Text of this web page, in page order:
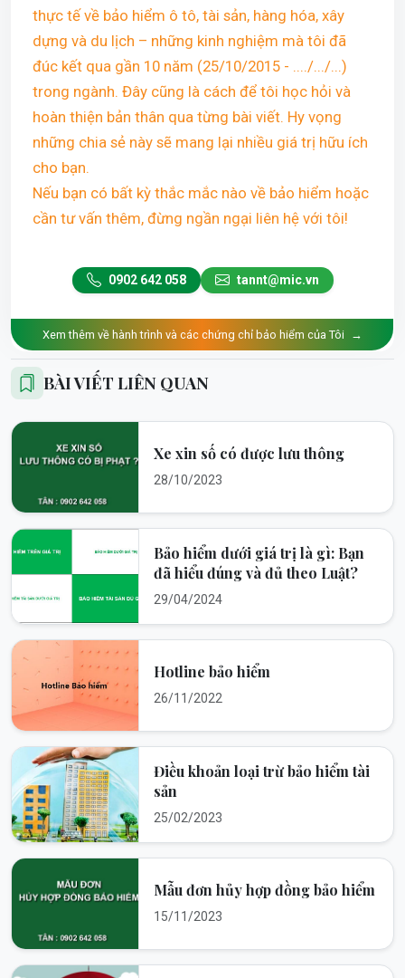
thực tế về bảo hiểm ô tô, tài sản, hàng hóa, xây
dựng và du lịch – những kinh nghiệm mà tôi đã
đúc kết qua gần 10 năm (25/10/2015 - ..../.../...)
trong ngành. Đây cũng là cách để tôi học hỏi và
hoàn thiện bản thân qua từng bài viết. Hy vọng
những chia sẻ này sẽ mang lại nhiều giá trị hữu ích
cho bạn.
Nếu bạn có bất kỳ thắc mắc nào về bảo hiểm hoặc
cần tư vấn thêm, đừng ngần ngại liên hệ với tôi!
0902 642 058 tannt@mic.vn
Xem thêm về hành trình và các chứng chỉ bảo hiểm của Tôi →
BÀI VIẾT LIÊN QUAN
Xe xin số có được lưu thông
28/10/2023
Bảo hiểm dưới giá trị là gì: Bạn
đã hiểu đúng và đủ theo Luật?
29/04/2024
Hotline bảo hiểm
26/11/2022
Điều khoản loại trừ bảo hiểm tài
sản
25/02/2023
Mẫu đơn hủy hợp đồng bảo hiểm
15/11/2023